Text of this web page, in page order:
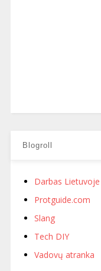
Blogroll
Darbas Lietuvoje
Protguide.com
Slang
Tech DIY
Vadovų atranka